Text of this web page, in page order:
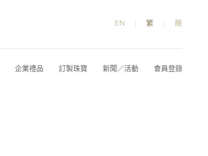
EN 繁 簡
企業禮品 訂製珠寶 新聞／活動 會員登錄